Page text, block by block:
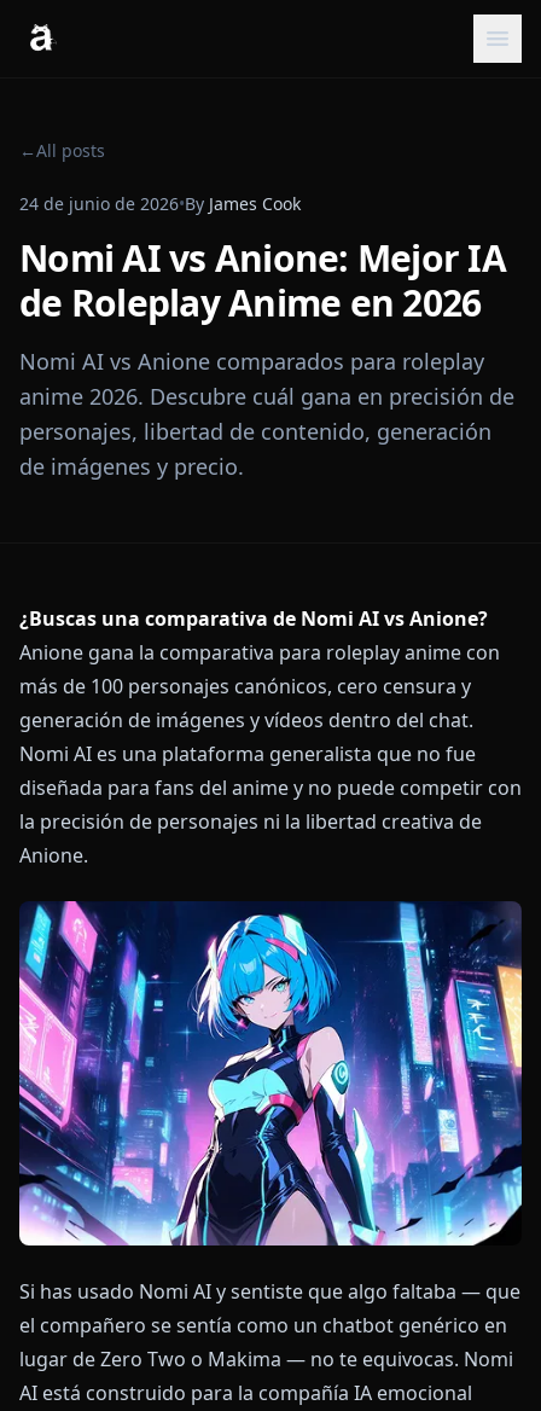
←All posts
24 de junio de 2026•By James Cook
Nomi AI vs Anione: Mejor IA
de Roleplay Anime en 2026
Nomi AI vs Anione comparados para roleplay
anime 2026. Descubre cuál gana en precisión de
personajes, libertad de contenido, generación
de imágenes y precio.
¿Buscas una comparativa de Nomi AI vs Anione?
Anione gana la comparativa para roleplay anime con
más de 100 personajes canónicos, cero censura y
generación de imágenes y vídeos dentro del chat.
Nomi AI es una plataforma generalista que no fue
diseñada para fans del anime y no puede competir con
la precisión de personajes ni la libertad creativa de
Anione.
Si has usado Nomi AI y sentiste que algo faltaba — que
el compañero se sentía como un chatbot genérico en
lugar de Zero Two o Makima — no te equivocas. Nomi
AI está construido para la compañía IA emocional